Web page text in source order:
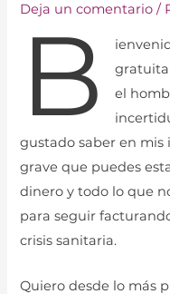
Deja un comentario /
B
gratuita
el
gustado saber en mis
grave que puedes
dinero y todo lo que
para seguir
crisis sanitaria.
Quiero desde lo más